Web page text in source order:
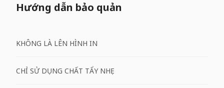
Hướng dẫn bảo quản
KHÔNG LÀ LÊN HÌNH IN
CHỈ SỬ DỤNG CHẤT TẨY NHẸ